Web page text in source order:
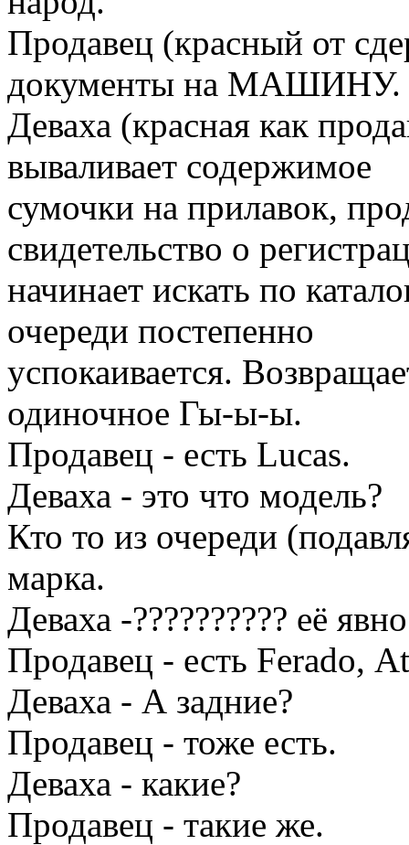
Продавец (красный от
документы на МАШИНУ.
Деваха (красная как
вываливает содержимое
сумочки на прилавок,
свидетельство о
начинает искать по
очереди постепенно
успокаивается.
одиночное Гы-ы-ы.
Продавец - есть Luсаs.
Деваха - это что модель?
Кто то из очереди
марка.
Деваха -?????????? её
Продавец - есть Fеrаdо,
Деваха - А задние?
Продавец - тоже есть.
Деваха - какие?
Продавец - такие же.